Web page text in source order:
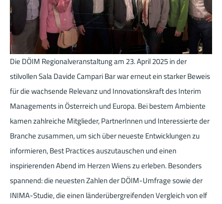
Die DÖIM Regionalveranstaltung am 23. April 2025 in der
stilvollen Sala Davide Campari Bar war erneut ein starker Beweis
für die wachsende Relevanz und Innovationskraft des Interim
Managements in Österreich und Europa. Bei bestem Ambiente
kamen zahlreiche Mitglieder, PartnerInnen und Interessierte der
Branche zusammen, um sich über neueste Entwicklungen zu
informieren, Best Practices auszutauschen und einen
inspirierenden Abend im Herzen Wiens zu erleben. Besonders
spannend: die neuesten Zahlen der DÖIM-Umfrage sowie der
INIMA-Studie, die einen länderübergreifenden Vergleich von elf